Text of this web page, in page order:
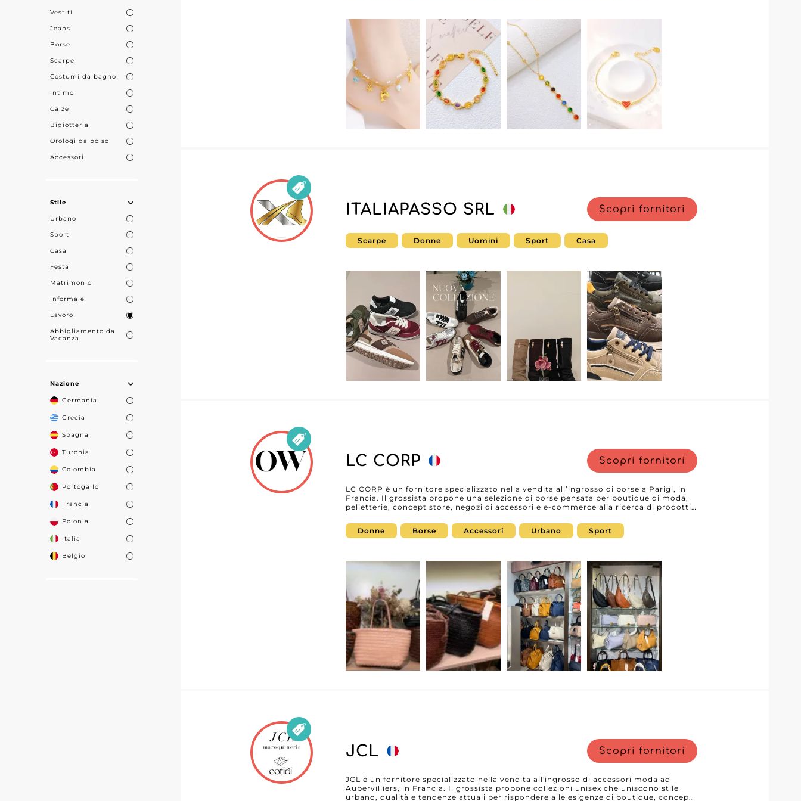
Vestiti
Jeans
Borse
Scarpe
Costumi da bagno
Intimo
Calze
Bigiotteria
Orologi da polso
Accessori
Stile
Urbano
Sport
Casa
Festa
Matrimonio
Informale
Lavoro
Abbigliamento da
Vacanza
Nazione
Germania
Grecia
Spagna
Turchia
Colombia
Portogallo
Francia
Polonia
Italia
Belgio
ITALIAPASSO SRL Scopri fornitori
Scarpe Donne Uomini Sport Casa
LC CORP Scopri fornitori
LC CORP è un fornitore specializzato nella vendita all’ingrosso di borse a Parigi, in
Francia. Il grossista propone una selezione di borse pensata per boutique di moda,
pelletterie, concept store, negozi di accessori e e-commerce alla ricerca di prodotti
regolarmente, LC CORP supporta i professionisti che desiderano ampliare
l’assortimento con borse moderne, eleganti e facili da commercializzare. Presente
My Fashion Wholesaler, i dettaglianti possono richiedere l’accesso al MicroStore del
fornitore e sviluppare una partnership con uno specialista di pelletteria e accessori
Donne Borse Accessori Urbano Sport
JCL Scopri fornitori
JCL è un fornitore specializzato nella vendita all'ingrosso di accessori moda ad
Aubervilliers, in Francia. Il grossista propone collezioni unisex che uniscono stile
urbano, qualità e tendenze attuali per rispondere alle esigenze di boutique, concept